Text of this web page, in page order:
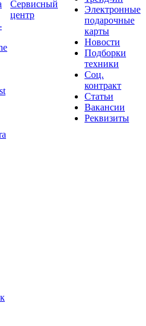
Сервисный
центр
Электронные
подарочные
карты
Новости
Подборки
техники
Соц.
контракт
Статьи
Вакансии
Реквизиты